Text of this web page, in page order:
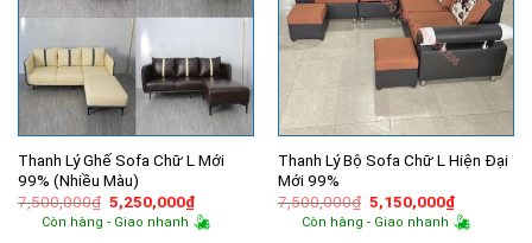
Thanh Lý Ghế Sofa Chữ L Mới
99% (Nhiều Màu)
7,500,000₫ Giá
gốc
là:
5,250,000₫Giá
hiện
tại
Còn hàng - Giao nhanh
Thanh Lý Bộ Sofa Chữ L Hiện Đại
Mới 99%
7,500,000₫ Giá
gốc
là:
5,150,000₫Giá
hiện
tại
Còn hàng - Giao nhanh